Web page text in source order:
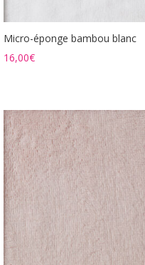
Micro-éponge bambou blanc
16,00€